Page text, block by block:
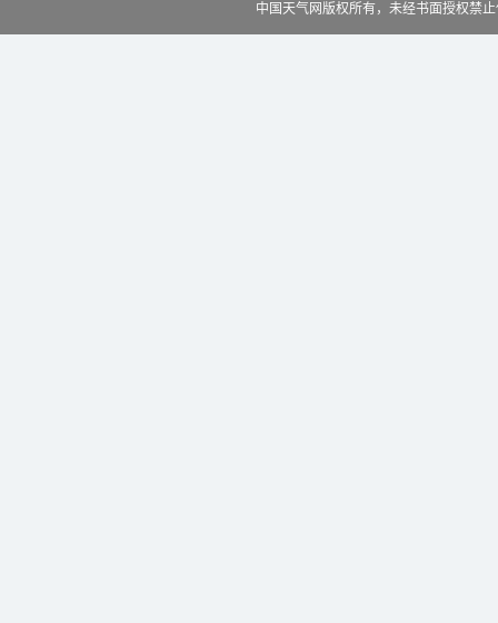
中国天气网版权所有，未经书面授权